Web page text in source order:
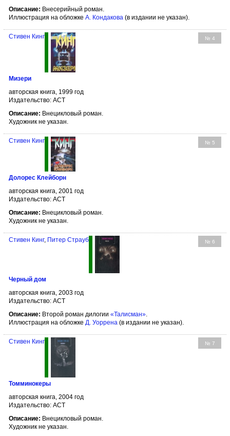
Описание: Внесерийный роман.
Иллюстрация на обложке А. Кондакова (в издании не указан).
№ 4
Стивен Кинг
Мизери
авторская книга, 1999 год
Издательство: АСТ
Описание: Внецикловый роман.
Художник не указан.
№ 5
Стивен Кинг
Долорес Клейборн
авторская книга, 2001 год
Издательство: АСТ
Описание: Внецикловый роман.
Художник не указан.
№ 6
Стивен Кинг, Питер Страуб
Черный дом
авторская книга, 2003 год
Издательство: АСТ
Описание: Второй роман дилогии «Талисман».
Иллюстрация на обложке Д. Уоррена (в издании не указан).
№ 7
Стивен Кинг
Томминокеры
авторская книга, 2004 год
Издательство: АСТ
Описание: Внецикловый роман.
Художник не указан.